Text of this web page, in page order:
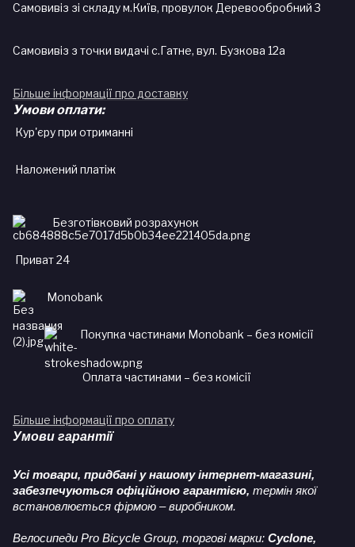
Самовивіз зі складу м.Київ, провулок Деревообробний 3
Самовивіз з точки видачі с.Гатне, вул. Бузкова 12а
Більше інформації про доставку
Умови оплати:
Кур'єру при отриманні
Наложений платіж
Безготівковий розрахунок
Приват 24
Monobank
Покупка частинами Monobank – без комісії
Оплата частинами – без комісії
Більше інформації про оплату
Умови гарантії
Усі товари, придбані у нашому інтернет-магазині,
забезпечуються офіційною гарантією, термін якої
встановлюється фірмою – виробником.
Велосипеди Pro Bicycle Group, торгові марки: Cyclone,